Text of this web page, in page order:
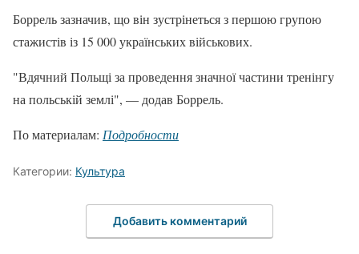
Боррель зазначив, що він зустрінеться з першою групою
стажистів із 15 000 українських військових.
"Вдячний Польщі за проведення значної частини тренінгу
на польській землі", — додав Боррель.
По материалам: Подробности
Категории: Культура
Добавить комментарий